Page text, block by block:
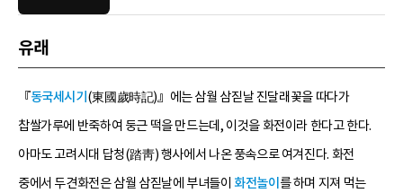
유래
『동국세시기 (東國歲時記)』에는 삼월 삼짇날 진달래꽃을 따다가
찹쌀가루에 반죽하여 둥근 떡을 만드는데, 이것을 화전이라 한다고 한다.
아마도 고려시대 답청(踏靑) 행사에서 나온 풍속으로 여겨진다. 화전
중에서 두견화전은 삼월 삼짇날에 부녀들이 화전놀이 를 하며 지져 먹는